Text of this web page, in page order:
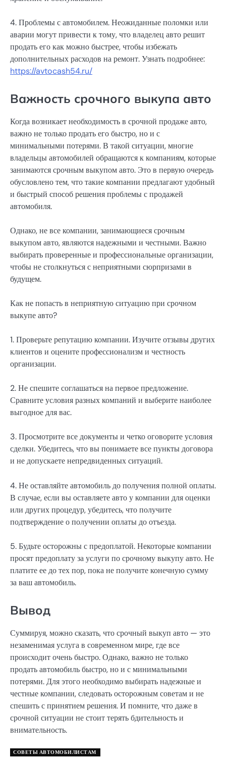
4. Проблемы с автомобилем. Неожиданные поломки или
аварии могут привести к тому, что владелец авто решит
продать его как можно быстрее, чтобы избежать
дополнительных расходов на ремонт. Узнать подробнее:
https://avtocash54.ru/
Важность срочного выкупа авто
Когда возникает необходимость в срочной продаже авто,
важно не только продать его быстро, но и с
минимальными потерями. В такой ситуации, многие
владельцы автомобилей обращаются к компаниям, которые
занимаются срочным выкупом авто. Это в первую очередь
обусловлено тем, что такие компании предлагают удобный
и быстрый способ решения проблемы с продажей
автомобиля.
Однако, не все компании, занимающиеся срочным
выкупом авто, являются надежными и честными. Важно
выбирать проверенные и профессиональные организации,
чтобы не столкнуться с неприятными сюрпризами в
будущем.
Как не попасть в неприятную ситуацию при срочном
выкупе авто?
1. Проверьте репутацию компании. Изучите отзывы других
клиентов и оцените профессионализм и честность
организации.
2. Не спешите соглашаться на первое предложение.
Сравните условия разных компаний и выберите наиболее
выгодное для вас.
3. Просмотрите все документы и четко оговорите условия
сделки. Убедитесь, что вы понимаете все пункты договора
и не допускаете непредвиденных ситуаций.
4. Не оставляйте автомобиль до получения полной оплаты.
В случае, если вы оставляете авто у компании для оценки
или других процедур, убедитесь, что получите
подтверждение о получении оплаты до отъезда.
5. Будьте осторожны с предоплатой. Некоторые компании
просят предоплату за услуги по срочному выкупу авто. Не
платите ее до тех пор, пока не получите конечную сумму
за ваш автомобиль.
Вывод
Суммируя, можно сказать, что срочный выкуп авто — это
незаменимая услуга в современном мире, где все
происходит очень быстро. Однако, важно не только
продать автомобиль быстро, но и с минимальными
потерями. Для этого необходимо выбирать надежные и
честные компании, следовать осторожным советам и не
спешить с принятием решения. И помните, что даже в
срочной ситуации не стоит терять бдительность и
внимательность.
СОВЕТЫ АВТОМОБИЛИСТАМ